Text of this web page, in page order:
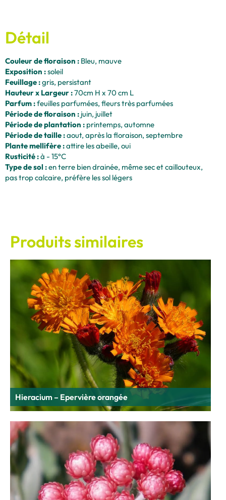
Détail
Couleur de floraison : Bleu, mauve
Exposition :soleil
Feuillage :gris, persistant
Hauteur x Largeur :70cm H x 70 cm L
Parfum :feuilles parfumées, fleurs très parfumées
Période de floraison : juin, juillet
Période de plantation : printemps, automne
Période de taille :aout, après la floraison, septembre
Plante mellifère :attire les abeille, oui
Rusticité :à - 15°C
Type de sol :en terre bien drainée, même sec et caillouteux,
pas trop calcaire, préfère les sol légers
Produits similaires
Hieracium – Epervière orangée